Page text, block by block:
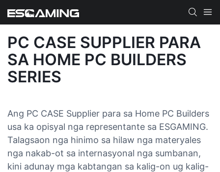
PC CASE SUPPLIER PARA
SA HOME PC BUILDERS
SERIES
Ang PC CASE Supplier para sa Home PC Builders
usa ka opisyal nga representante sa ESGAMING.
Talagsaon nga hinimo sa hilaw nga materyales
nga nakab-ot sa internasyonal nga sumbanan,
kini adunay mga kabtangan sa kalig-on ug kalig-